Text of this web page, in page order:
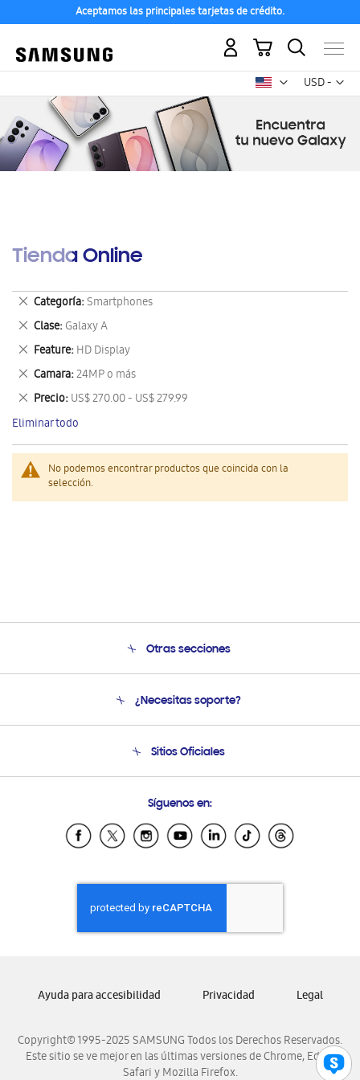
Aceptamos las principales tarjetas de crédito.
USD -
dólar
Mi carrito
Tienda Online
No podemos encontrar productos que coincida con la
selección.
Categoría Smartphones
Eliminar
este
artículo
Clase Galaxy A
Eliminar
este
artículo
Feature HD Display
Eliminar
este
artículo
Camara 24MP o más
Eliminar
este
artículo
Precio US$ 270.00 - US$ 279.99
Eliminar
este
artículo
Eliminar todo
Otras secciones
Soporte
Condiciones de Compra
¿Necesitas soporte?
Soporte vía eMail
Sitios Oficiales
Samsung Ecuador
Samsung El Salvador
Samsung Honduras
Samsung Nicaragua
Samsung Panamá
Samsung Venezuela
Síguenos en:
Copyright© 1995-2025 SAMSUNG Todos los Derechos Reservados.
Este sitio se ve mejor en las últimas versiones de Chrome, Edge,
Safari y Mozilla Firefox.
Ayuda para accesibilidad Privacidad Legal